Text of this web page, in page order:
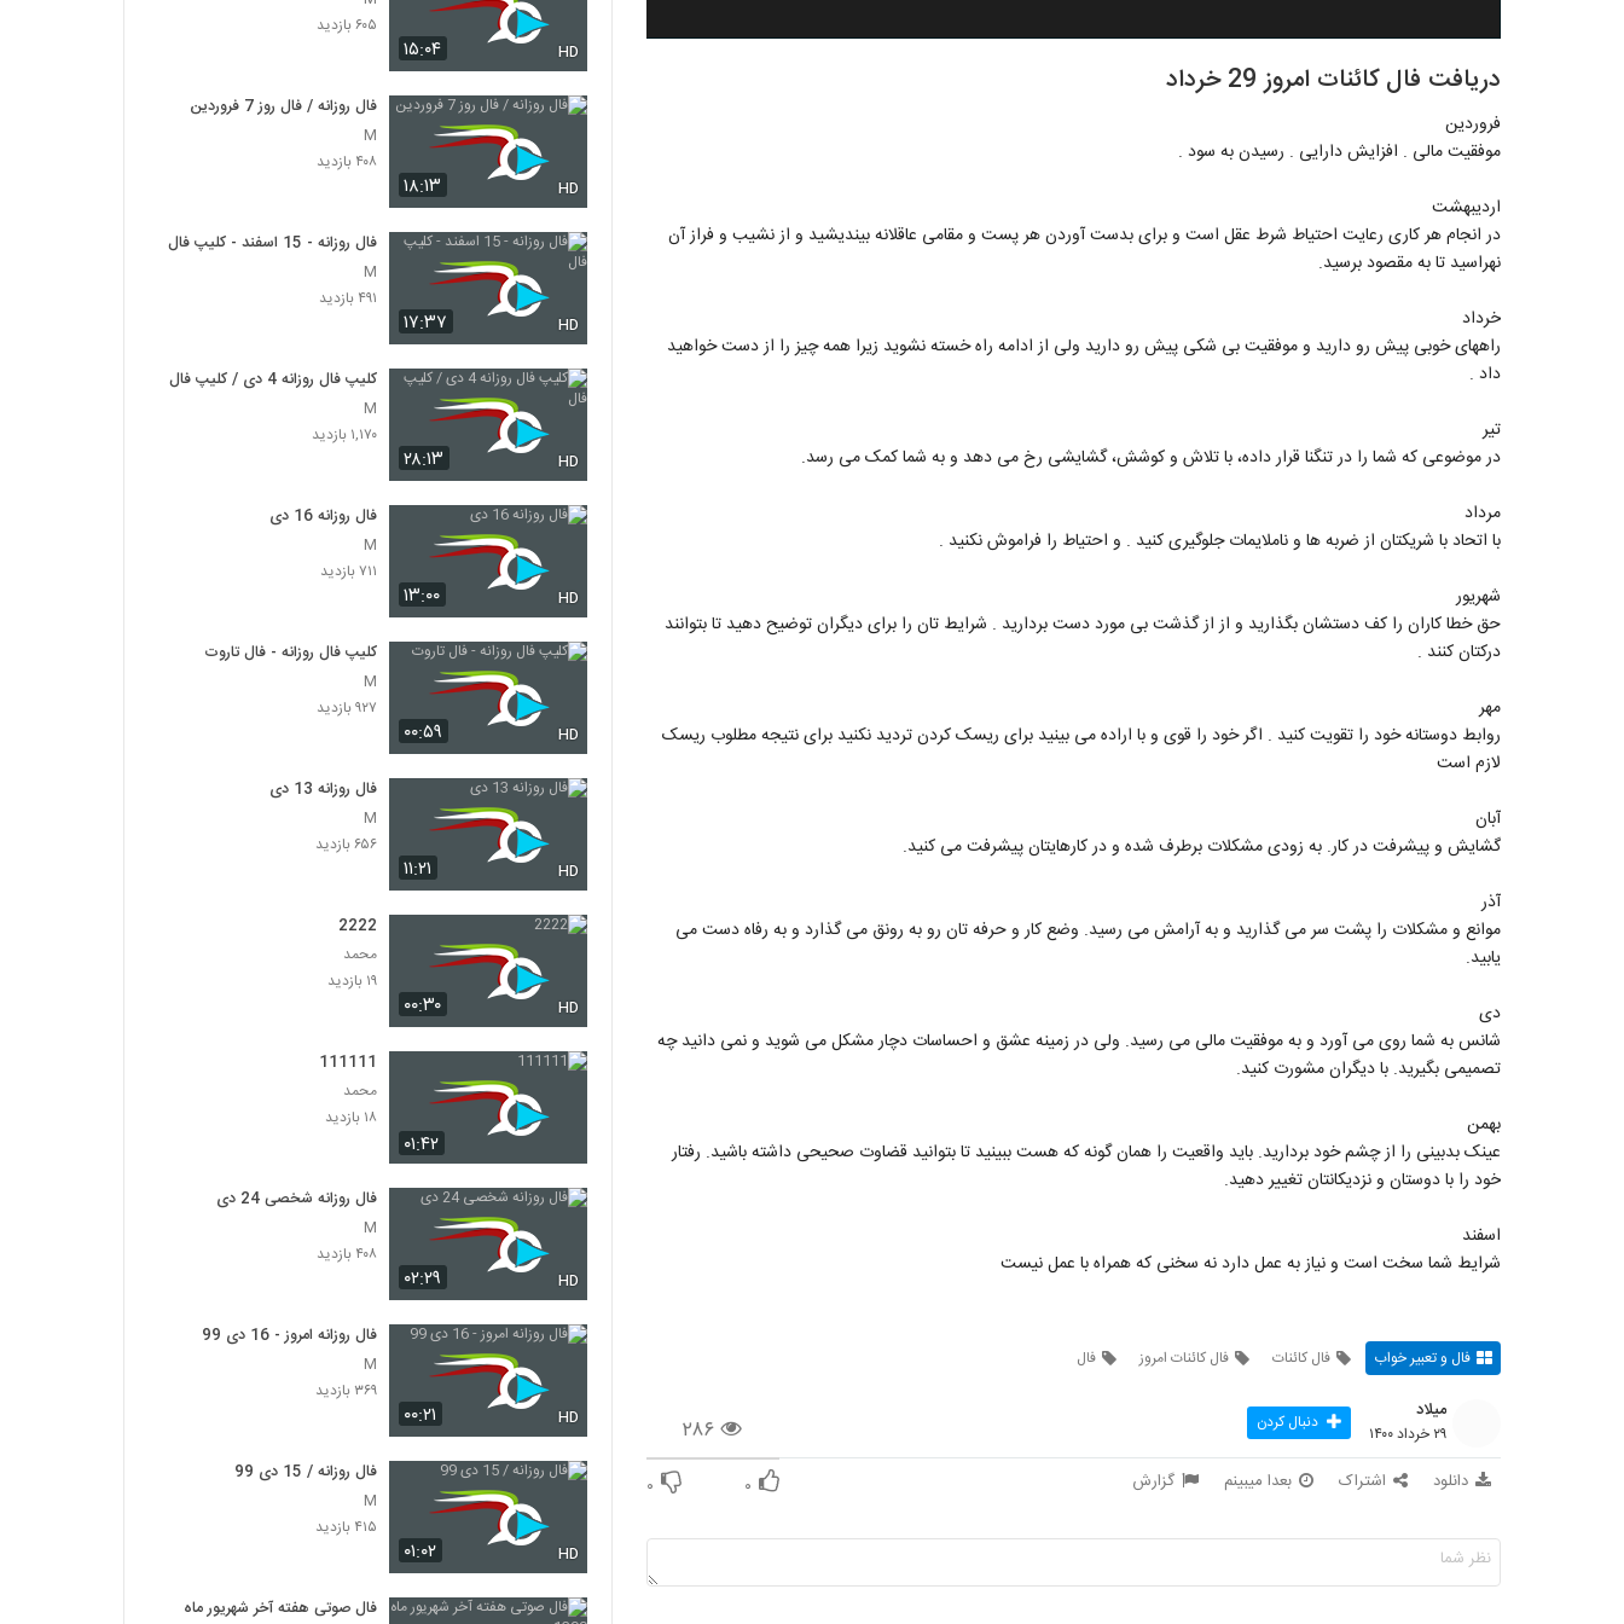
دریافت فال کائنات امروز 29 خرداد
فروردین
موفقیت مالی . افزایش دارایی . رسیدن به سود .
اردیبهشت
در انجام هر کاری رعایت احتیاط شرط عقل است و برای بدست آوردن هر پست و مقامی عاقلانه بیندیشید و از نشیب و فراز آن
نهراسید تا به مقصود برسید.
خرداد
راههای خوبی پیش رو دارید و موفقیت بی شکی پیش رو دارید ولی از ادامه راه خسته نشوید زیرا همه چیز را از دست خواهید
داد .
تیر
در موضوعی که شما را در تنگنا قرار داده، با تلاش و کوشش، گشایشی رخ می دهد و به شما کمک می رسد.
مرداد
با اتحاد با شریکتان از ضربه ها و ناملایمات جلوگیری کنید . و احتیاط را فراموش نکنید .
شهریور
حق خطا کاران را کف دستشان بگذارید و از از گذشت بی مورد دست بردارید . شرایط تان را برای دیگران توضیح دهید تا بتوانند
درکتان کنند .
مهر
روابط دوستانه خود را تقویت کنید . اگر خود را قوی و با اراده می بینید برای ریسک کردن تردید نکنید برای نتیجه مطلوب ریسک
لازم است
آبان
گشایش و پیشرفت در کار. به زودی مشکلات برطرف شده و در کارهایتان پیشرفت می کنید.
آذر
موانع و مشکلات را پشت سر می گذارید و به آرامش می رسید. وضع کار و حرفه تان رو به رونق می گذارد و به رفاه دست می
یابید.
دی
شانس به شما روی می آورد و به موفقیت مالی می رسید. ولی در زمینه عشق و احساسات دچار مشکل می شوید و نمی دانید چه
تصمیمی بگیرید. با دیگران مشورت کنید.
بهمن
عینک بدبینی را از چشم خود بردارید. باید واقعیت را همان گونه که هست ببینید تا بتوانید قضاوت صحیحی داشته باشید. رفتار
خود را با دوستان و نزدیکانتان تغییر دهید.
اسفند
شرایط شما سخت است و نیاز به عمل دارد نه سخنی که همراه با عمل نیست‌‌
فال و تعبیر خواب فال کائنات فال کائنات امروز فال
۲۸۶
میلاد
۲۹ خرداد ۱۴۰۰ دنبال کردن
دانلود اشتراک بعدا میبینم گزارش ۰ ۰
۱۵:۰۴ HD
۶۰۵ بازدید
۱۸:۱۳ HD
فال روزانه / فال روز 7 فروردین
M
۴۰۸ بازدید
۱۷:۳۷ HD
فال روزانه - 15 اسفند - کلیپ فال
M
۴۹۱ بازدید
۲۸:۱۳ HD
کلیپ فال روزانه 4 دی / کلیپ فال
M
۱,۱۷۰ بازدید
۱۳:۰۰ HD
فال روزانه 16 دی
M
۷۱۱ بازدید
۰۰:۵۹ HD
کلیپ فال روزانه - فال تاروت
M
۹۲۷ بازدید
۱۱:۲۱ HD
فال روزانه 13 دی
M
۶۵۶ بازدید
۰۰:۳۰ HD
2222
محمد
۱۹ بازدید
۰۱:۴۲
111111
محمد
۱۸ بازدید
۰۲:۲۹ HD
فال روزانه شخصی 24 دی
M
۴۰۸ بازدید
۰۰:۲۱ HD
فال روزانه امروز - 16 دی 99
M
۳۶۹ بازدید
۰۱:۰۲ HD
فال روزانه / 15 دی 99
M
۴۱۵ بازدید
فال صوتی هفته آخر شهریور ماه